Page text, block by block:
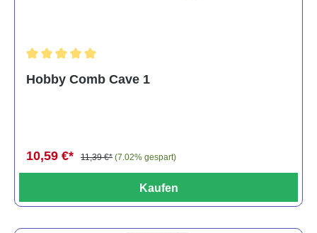
Hobby Comb Cave 1
10,59 €* 11,39 €* (7.02% gespart)
Kaufen